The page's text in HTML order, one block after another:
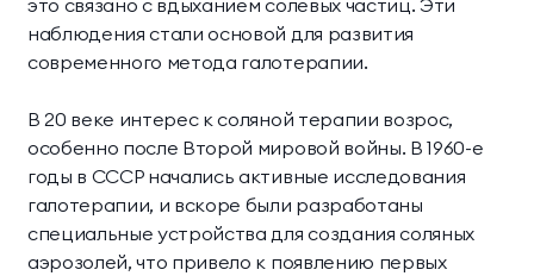
это связано с вдыханием солевых частиц. Эти
наблюдения стали основой для развития
современного метода галотерапии.
В 20 веке интерес к соляной терапии возрос,
особенно после Второй мировой войны. В 1960-е
годы в СССР начались активные исследования
галотерапии, и вскоре были разработаны
специальные устройства для создания соляных
аэрозолей, что привело к появлению первых